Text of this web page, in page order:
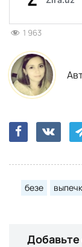
1 963
безе